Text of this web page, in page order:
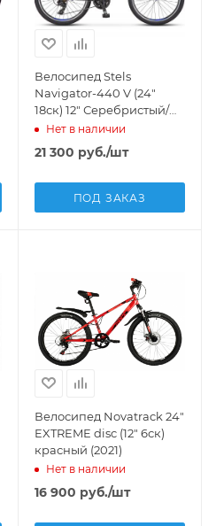
Велосипед Stels
Navigator-440 V (24"
18ск) 12" Серебристый/
синий, K010
Нет в наличии
21 300 руб./шт
ПОД ЗАКАЗ
Велосипед Novatrack 24"
EXTREME disc (12" 6ск)
красный (2021)
Нет в наличии
16 900 руб./шт